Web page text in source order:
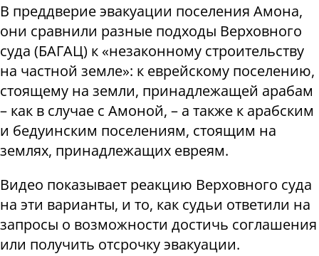
В преддверие эвакуации поселения Амона,
они сравнили разные подходы Верховного
суда (БАГАЦ) к «незаконному строительству
на частной земле»: к еврейскому поселению,
стоящему на земли, принадлежащей арабам
– как в случае с Амоной, – а также к арабским
и бедуинским поселениям, стоящим на
землях, принадлежащих евреям.
Видео показывает реакцию Верховного суда
на эти варианты, и то, как судьи ответили на
запросы о возможности достичь соглашения
или получить отсрочку эвакуации.